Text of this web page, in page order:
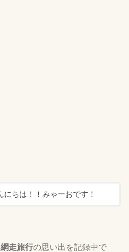
にちは！！みゃーおです！
走旅行の思い出を記録中で